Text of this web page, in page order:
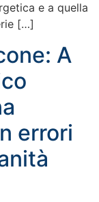
e a quella
[…]
A
errori